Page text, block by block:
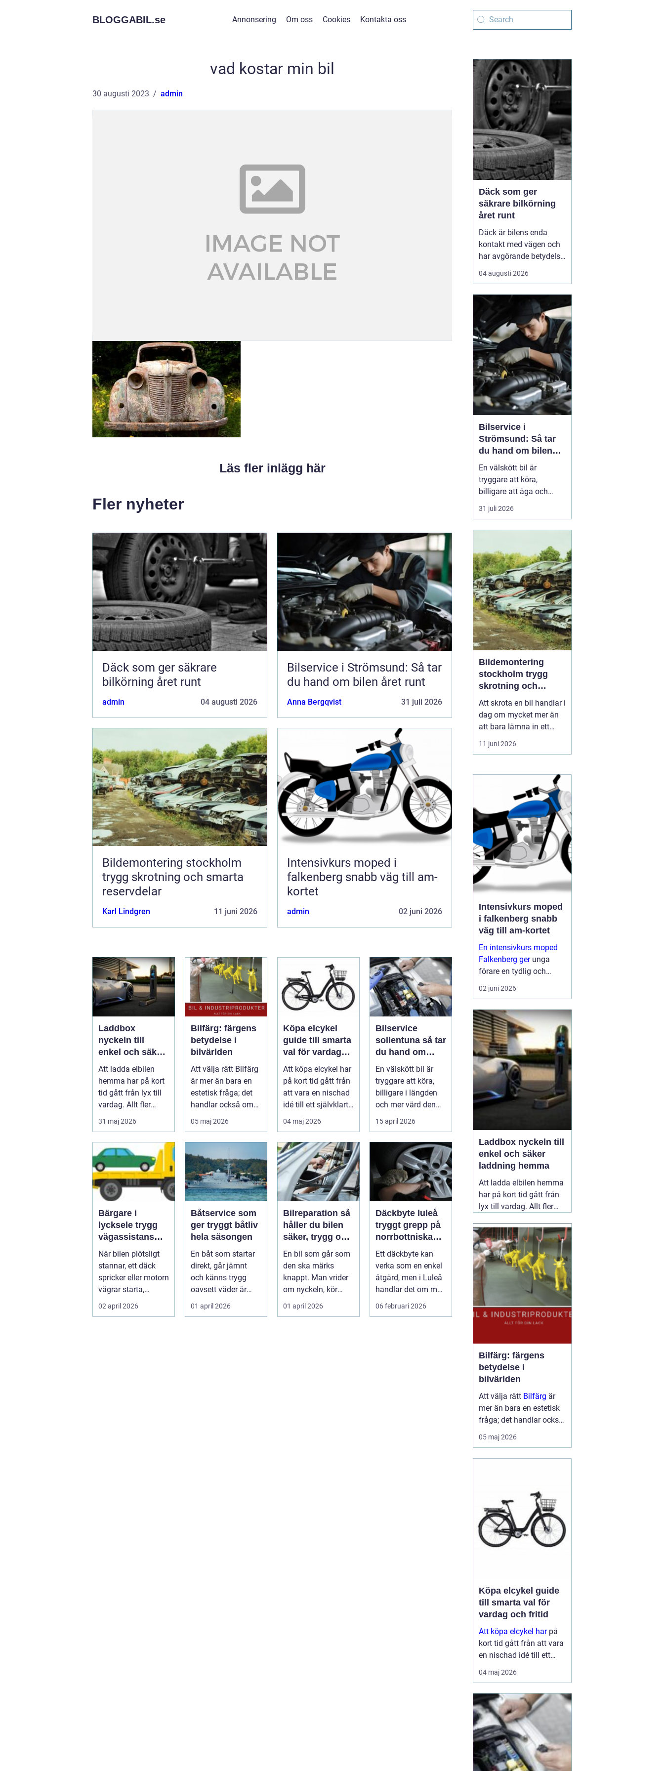
BLOGGABIL.se Annonsering Om oss Cookies Kontakta oss
vad kostar min bil
30 augusti 2023 admin
Läs fler inlägg här
Fler nyheter
Däck som ger säkrare
bilkörning året runt
admin 04 augusti 2026
Bilservice i Strömsund: Så tar
du hand om bilen året runt
Anna Bergqvist 31 juli 2026
Bildemontering stockholm
trygg skrotning och smarta
reservdelar
Karl Lindgren 11 juni 2026
Intensivkurs moped i
falkenberg snabb väg till am-
kortet
admin 02 juni 2026
Laddbox
nyckeln till
enkel och säker
laddning hemma
Att ladda elbilen
hemma har på kort
tid gått från lyx till
vardag. Allt fler
inser hur smidigt
det ä...
31 maj 2026
Bilfärg: färgens
betydelse i
bilvärlden
Att välja rätt Bilfärg
är mer än bara en
estetisk fråga; det
handlar också om
att förstå hur val av
05 maj 2026
Köpa elcykel
guide till smarta
val för vardag
och fritid
Att köpa elcykel har
på kort tid gått från
att vara en nischad
idé till ett självklart
alternativ fö...
04 maj 2026
Bilservice
sollentuna så tar
du hand om
bilen på rätt sätt
En välskött bil är
tryggare att köra,
billigare i längden
och mer värd den
dag den ska säljas.
Många...
15 april 2026
Bärgare i
lycksele trygg
vägassistans
när något
händer på vägen
När bilen plötsligt
stannar, ett däck
spricker eller motorn
vägrar starta,
hamnar många i
samma läge...
02 april 2026
Båtservice som
ger tryggt båtliv
hela säsongen
En båt som startar
direkt, går jämnt
och känns trygg
oavsett väder är
sällan en slump.
Bakom varje p...
01 april 2026
Bilreparation så
håller du bilen
säker, trygg och
ekonomisk
En bil som går som
den ska märks
knappt. Man vrider
om nyckeln, kör
iväg och tänker inte
mer på det....
01 april 2026
Däckbyte luleå
tryggt grepp på
norrbottniska
vägar
Ett däckbyte kan
verka som en enkel
åtgärd, men i Luleå
handlar det om mer
än att bara byta
06 februari 2026
Däck som ger
säkrare bilkörning
året runt
Däck är bilens enda
kontakt med vägen och
har avgörande betydelse
för både säkerhet,
komfort och
Genom att välja rätt typ
av däck, sköta dem på
rätt s&au...
04 augusti 2026
Bilservice i
Strömsund: Så tar
du hand om bilen
året runt
En välskött bil är
tryggare att köra,
billigare att äga och
enklare att sälja vidare. I
en norrländsk vardag
väglag blir service ännu
viktigar...
31 juli 2026
Bildemontering
stockholm trygg
skrotning och
smarta reservdelar
Att skrota en bil handlar i
dag om mycket mer än
att bara lämna in ett
gammalt fordon. För
många bilägare i och
bildemontering
en fråga om
miljöansvar, ekonomi
och säker hanteri...
11 juni 2026
Intensivkurs moped
i falkenberg snabb
väg till am-kortet
En intensivkurs moped
Falkenberg gerunga
förare en tydlig och
fokuserad väg mot AM-
körkortet. I stället för att
över flera månader
samlas teori och
praktiska moment under
ett...
02 juni 2026
Laddbox nyckeln till
enkel och säker
laddning hemma
Att ladda elbilen hemma
har på kort tid gått från
lyx till vardag. Allt fler
att kunna tanka över
natten, slippa köer vid
publika laddare och ha
full kontroll över sina
elkostnader.
31 maj
2026
Bilfärg: färgens
betydelse i
bilvärlden
Att välja rätt Bilfärg är
mer än bara en estetisk
fråga; det handlar också
om att förstå hur val av
färg kan påverka bilens
05 maj 2026
Köpa elcykel guide
till smarta val för
vardag och fritid
Att köpa elcykel harpå
kort tid gått från att vara
en nischad idé till ett
självklart alternativ för
pendling och
ersätter elcykeln både bil
och kollektivtrafik
under...
04 maj 2026